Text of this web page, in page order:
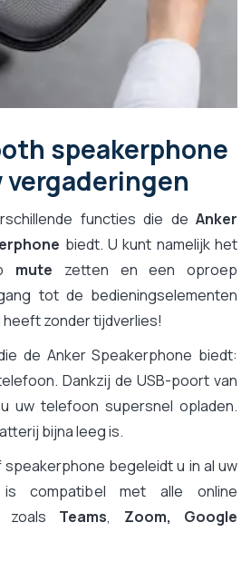
speakerphone
vergaderingen
functies die de Anker
biedt. U kunt namelijk het
mute zetten en een oproep
tot de bedieningselementen
zonder tijdverlies!
de Anker Speakerphone biedt:
Dankzij de USB-poort van
uw telefoon supersnel opladen.
bijna leeg is.
begeleidt u in al uw
is compatibel met alle online
zoals Teams, Zoom, Google